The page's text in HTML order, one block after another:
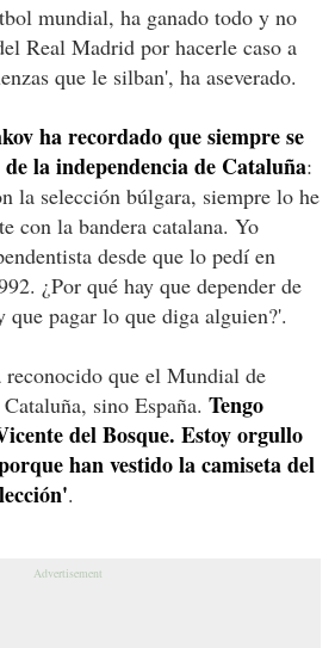
mundial, ha ganado todo y no
Real Madrid por hacerle caso a
que le silban', ha aseverado.
ha recordado que siempre se
la independencia de Cataluña:
la selección búlgara, siempre lo he
con la bandera catalana. Yo
desde que lo pedí en
¿Por qué hay que depender de
que pagar lo que diga alguien?'.
reconocido que el Mundial de
sino España. Tengo
del Bosque. Estoy orgullo
han vestido la camiseta del
.